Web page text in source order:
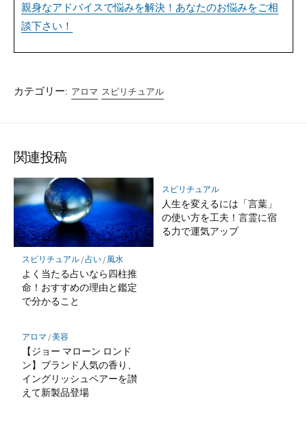
親身なアドバイスで悩みを解決！あなたのお悩みをご相
談下さい！
カテゴリー: アロマ スピリチュアル
関連投稿
スピリチュアル/占い/ 風水
よく当たる占いなら四柱推
命！おすすめの理由と鑑定
で分かること
スピリチュアル
人生を変えるには「言葉」
の使い方を工夫！言霊に宿
る力で運気アップ
アロマ /美容
【ジョー マローン ロンド
ン】ブランド人気の香り、
イングリッシュペアーを讃
えて新製品登場